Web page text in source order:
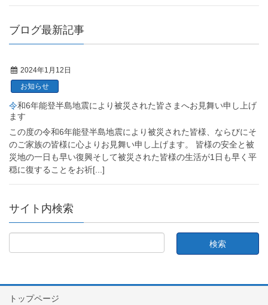
ブログ最新記事
2024年1月12日
お知らせ
令和6年能登半島地震により被災された皆さまへお見舞い申し上げ
ます
この度の令和6年能登半島地震により被災された皆様、ならびにそ
のご家族の皆様に心よりお見舞い申し上げます。 皆様の安全と被
災地の一日も早い復興そして被災された皆様の生活が1日も早く平
穏に復することをお祈[...]
サイト内検索
トップページ